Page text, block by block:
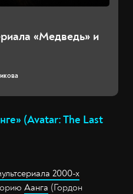
«Медведь» и
(Avatar: The Last
2000-х
Аанга (Гордон